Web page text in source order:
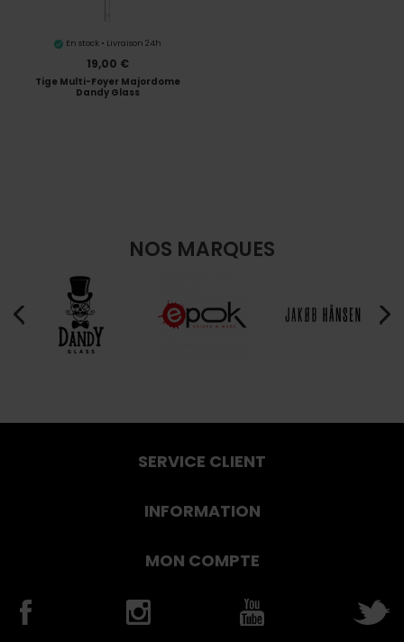
En stock • Livraison 24h
19,00 €
Tige Multi-Foyer Majordome
Dandy Glass
NOS MARQUES
SERVICE CLIENT
INFORMATION
MON COMPTE